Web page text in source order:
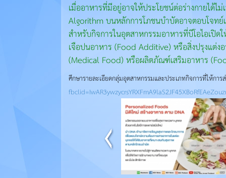
เมื่ออาหารที่มีอยู่อาจให้ประโยชน์ต่อร่างกายได้
Algorithm บนหลักการโภชนบำบัดอาจตอบโจท
สำหรับกิจการในอุตสาหกรรมอาหารที่บีโอไอเปิ
เจือปนอาหาร (Food Additive) หรือสิ่งปรุงแต่
(Medical Food) หรือผลิตภัณฑ์เสริมอาหาร
ศึกษารายละเอียดกลุ่มอุตสาหกรรมและประเภทกิจการที่ให้กา